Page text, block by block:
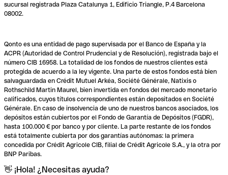
sucursal registrada Plaza Catalunya 1, Edificio Triangle, P.4 Barcelona
08002.
Qonto es una entidad de pago supervisada por el Banco de España y la
ACPR (Autoridad de Control Prudencial y de Resolución), registrada bajo el
número CIB 16958. La totalidad de los fondos de nuestros clientes está
protegida de acuerdo a la ley vigente. Una parte de estos fondos está bien
salvaguardada en Crédit Mutuel Arkéa, Société Générale, Natixis o
Rothschild Martin Maurel, bien invertida en fondos del mercado monetario
calificados, cuyos títulos correspondientes están depositados en Société
Générale. En caso de insolvencia de uno de nuestros bancos asociados, los
depósitos están cubiertos por el Fondo de Garantía de Depósitos (FGDR),
hasta 100.000 € por banco y por cliente. La parte restante de los fondos
está totalmente cubierta por dos garantías autónomas: la primera
concedida por Crédit Agricole CIB, filial de Crédit Agricole S.A., y la otra por
BNP Paribas.
👋 ¡Hola! ¿Necesitas ayuda?